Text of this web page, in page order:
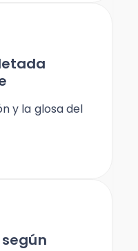
y la glosa del